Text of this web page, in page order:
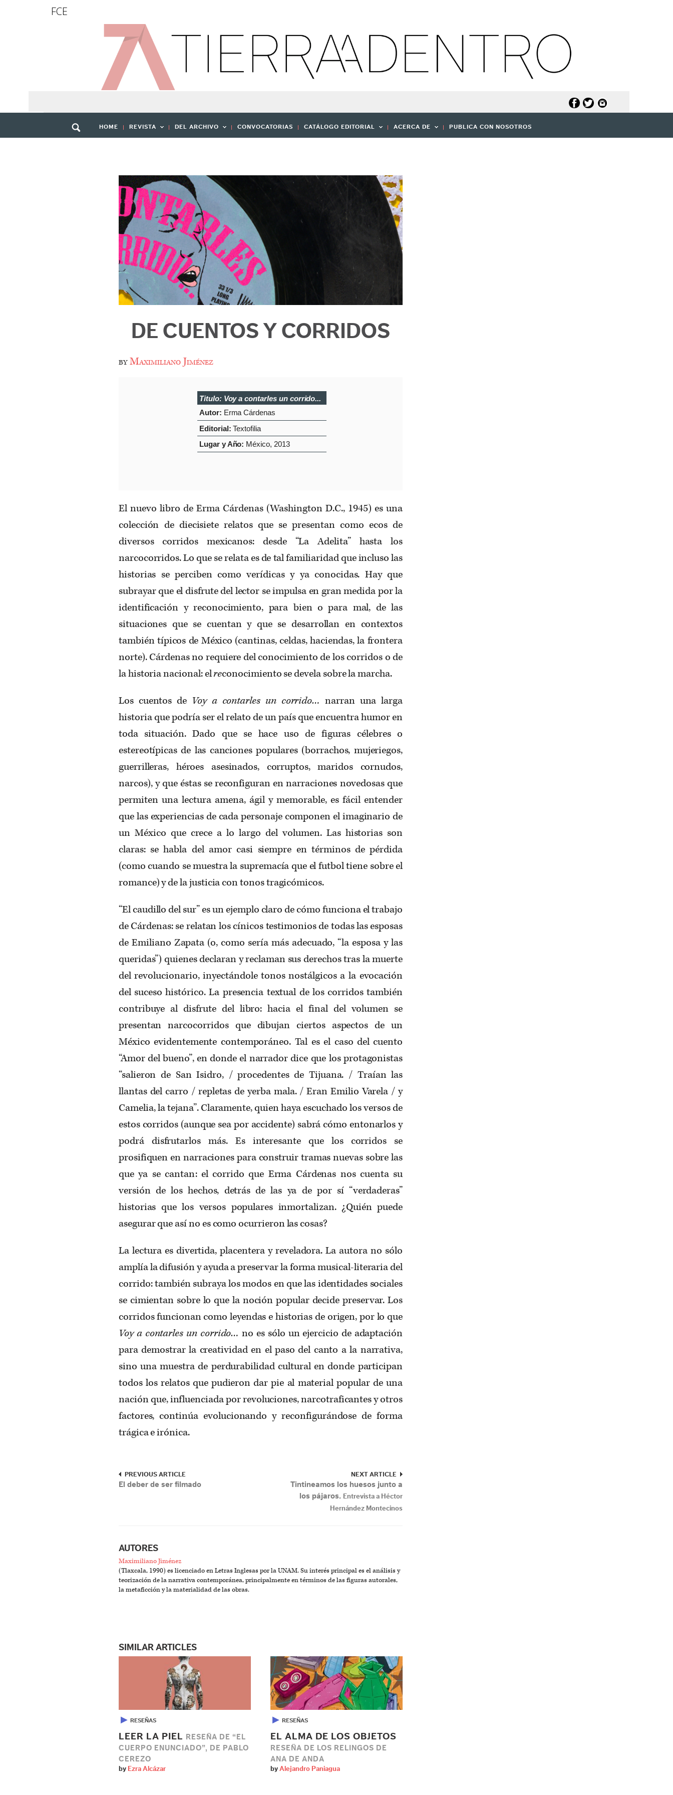
FCE
HOME REVISTA DEL ARCHIVO CONVOCATORIAS CATÁLOGO EDITORIAL ACERCA DE PUBLICA CON NOSOTROS
DE CUENTOS Y CORRIDOS
byMaximiliano Jiménez
Titulo: Voy a contarles un corrido...
Autor: Erma Cárdenas
Editorial:Textofilia
Lugar y Año: México, 2013
El nuevo libro de Erma Cárdenas (Washington D.C., 1945) es una
colección de diecisiete relatos que se presentan como ecos de
diversos corridos mexicanos: desde “La Adelita” hasta los
narcocorridos. Lo que se relata es de tal familiaridad que incluso las
historias se perciben como verídicas y ya conocidas. Hay que
subrayar que el disfrute del lector se impulsa en gran medida por la
identificación y reconocimiento, para bien o para mal, de las
situaciones que se cuentan y que se desarrollan en contextos
también típicos de México (cantinas, celdas, haciendas, la frontera
norte). Cárdenas no requiere del conocimiento de los corridos o de
la historia nacional: elreconocimiento se devela sobre la marcha.
Los cuentos de Voya contarles un corrido…narran una larga
historia que podría ser el relato de un país que encuentra humor en
toda situación. Dado que se hace uso de figuras célebres o
estereotípicas de las canciones populares (borrachos, mujeriegos,
guerrilleras, héroes asesinados, corruptos, maridos cornudos,
narcos), y que éstas se reconfiguran en narraciones novedosas que
permiten una lectura amena, ágil y memorable, es fácil entender
que las experiencias de cada personaje componen el imaginario de
un México que crece a lo largo del volumen. Las historias son
claras: se habla del amor casi siempre en términos de pérdida
(como cuando se muestra la supremacía que el futbol tiene sobre el
romance) y de la justicia con tonos tragicómicos.
“El caudillo del sur” es un ejemplo claro de cómo funciona el trabajo
de Cárdenas: se relatan los cínicos testimonios de todas las esposas
de Emiliano Zapata (o, como sería más adecuado, “la esposa y las
queridas”) quienes declaran y reclaman sus derechos tras la muerte
del revolucionario, inyectándole tonos nostálgicos a la evocación
del suceso histórico. La presencia textual de los corridos también
contribuye al disfrute del libro: hacia el final del volumen se
presentan narcocorridos que dibujan ciertos aspectos de un
México evidentemente contemporáneo. Tal es el caso del cuento
“Amor del bueno”, en donde el narrador dice que los protagonistas
“salieron de San Isidro, / procedentes de Tijuana. / Traían las
llantas del carro / repletas de yerba mala. / Eran Emilio Varela / y
Camelia, la tejana”. Claramente, quien haya escuchado los versos de
estos corridos (aunque sea por accidente) sabrá cómo entonarlos y
podrá disfrutarlos más. Es interesante que los corridos se
prosifiquen en narraciones para construir tramas nuevas sobre las
que ya se cantan: el corrido que Erma Cárdenas nos cuenta su
versión de los hechos, detrás de las ya de por sí “verdaderas”
historias que los versos populares inmortalizan. ¿Quién puede
asegurar que así no es como ocurrieron las cosas?
La lectura es divertida, placentera y reveladora. La autora no sólo
amplía la difusión y ayuda a preservar la forma musical-literaria del
corrido: también subraya los modos en que las identidades sociales
se cimientan sobre lo que la noción popular decide preservar. Los
corridos funcionan como leyendas e historias de origen, por lo que
Voy a contarles un corrido…no es sólo un ejercicio de adaptación
para demostrar la creatividad en el paso del canto a la narrativa,
sino una muestra de perdurabilidad cultural en donde participan
todos los relatos que pudieron dar pie al material popular de una
nación que, influenciada por revoluciones, narcotraficantes y otros
factores, continúa evolucionando y reconfigurándose de forma
trágica e irónica.
PREVIOUS ARTICLE
El deber de ser filmado
NEXT ARTICLE
Tintineamos los huesos junto a
los pájaros. Entrevista a Héctor
Hernández Montecinos
AUTORES
Maximiliano Jiménez
(Tlaxcala, 1990) es licenciado en Letras Inglesas por la UNAM. Su interés principal es el análisis y
teorización de la narrativa contemporánea, principalmente en términos de las figuras autorales,
la metaficción y la materialidad de las obras.
SIMILAR ARTICLES
▶ RESEÑAS
LEER LA PIEL
RESEÑA DE “EL
CUERPO ENUNCIADO”, DE PABLO
CEREZO
by Ezra Alcázar
▶ RESEÑAS
EL ALMA DE LOS OBJETOS
RESEÑA DE LOS RELINGOS DE
ANA DE ANDA
by Alejandro Paniagua